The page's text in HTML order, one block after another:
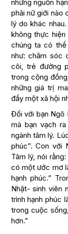
những nguồn
phải nữ giới nào
lý do khác
không thực
chúng ta có
như: chăm sóc
côi, trẻ đường
trong cộng
những giá trị
đẩy một xã hội
Đối với bạn Ngô
mà bạn vạch
ngành tâm lý.
phúc”. Con với
Tâm lý, nói
có một ước mơ
hạnh phúc.”
Nhật- sinh viên
trình hạnh phúc
trong cuộc
hơn.”